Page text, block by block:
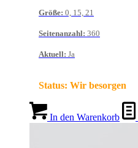
Größe: 0, 15, 21
Seitenanzahl: 360
Aktuell: Ja
Status: Wir besorgen
In den Warenkorb